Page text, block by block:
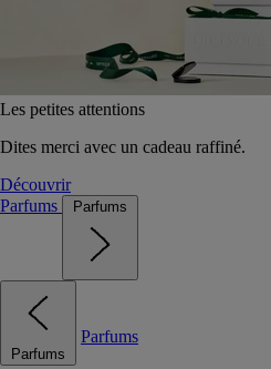
Les petites attentions
Dites merci avec un cadeau raffiné.
Découvrir
Parfums
Parfums
Parfums
Parfums